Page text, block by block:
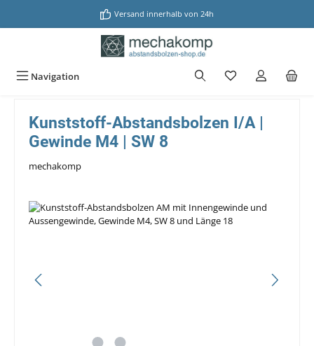
Versand innerhalb von 24h
Navigation
Kunststoff-Abstandsbolzen I/A |
Gewinde M4 | SW 8
mechakomp
Bildergalerie überspringen